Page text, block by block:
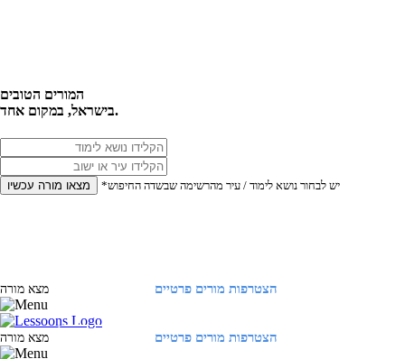
המורים הטובים
בישראל, במקום אחד.
מצאו מורה עכשיו *יש לבחור נושא לימוד / עיר מהרשימה שבשדה החיפוש
הצטרפות מורים פרטיים מצא מורה
הצטרפות מורים פרטיים מצא מורה